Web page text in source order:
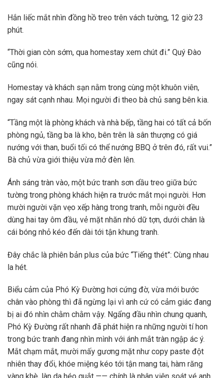
Hắn liếc mắt nhìn đồng hồ treo trên vách tường, 12 giờ 23
phút.
“Thời gian còn sớm, qua homestay xem chút đi.” Quý Đào
cũng nói.
Homestay và khách sạn nằm trong cùng một khuôn viên,
ngay sát cạnh nhau. Mọi người đi theo bà chủ sang bên kia.
“Tầng một là phòng khách và nhà bếp, tầng hai có tất cả bốn
phòng ngủ, tầng ba là kho, bên trên là sân thượng có giá
nướng với than, buổi tối có thể nướng BBQ ở trên đó, rất vui.”
Bà chủ vừa giới thiệu vừa mở đèn lên.
Ánh sáng tràn vào, một bức tranh sơn dầu treo giữa bức
tường trong phòng khách hiện ra trước mắt mọi người. Hơn
mười người vặn vẹo xếp hàng trong tranh, mỗi người đều
dùng hai tay ôm đầu, vẻ mặt nhăn nhó dữ tợn, dưới chân là
cái bóng nhỏ kéo đến dài tới tận khung tranh.
Đây chắc là phiên bản plus của bức “Tiếng thét”: Cùng nhau
la hét.
Biểu cảm của Phó Kỳ Đường hơi cứng đờ, vừa mới bước
chân vào phòng thì đã ngừng lại vì anh cứ có cảm giác đang
bị ai đó nhìn chằm chằm vậy. Ngẩng đầu nhìn chung quanh,
Phó Kỳ Đường rất nhanh đã phát hiện ra những người tí hon
trong bức tranh đang nhìn mình với ánh mắt tràn ngập ác ý.
Mắt chạm mắt, mười mấy gương mặt như copy paste đột
nhiên thay đổi, khóe miệng kéo tới tận mang tai, hàm răng